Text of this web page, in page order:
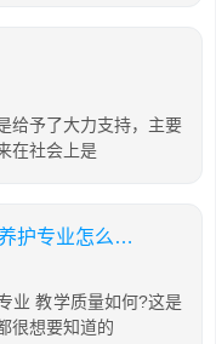
给予了大力支持，主要
在社会上是
重庆铁路运输技师学院铁道施工与养护专业怎么样?
业 教学质量如何?这是
很想要知道的